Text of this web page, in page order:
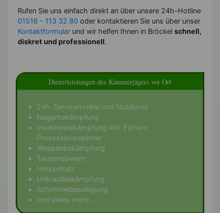
Rufen Sie uns einfach direkt an über unsere 24h-Hotline
01516 - 113 32 80 oder kontaktieren Sie uns über unser
Kontaktformular und wir helfen Ihnen in Bröckel schnell,
diskret und professionell.
Dienstleistungen des Kammerjägers vor Ort
24h-Servicehotline und Notdienst
Nagerbekämpfung
Insektenbekämpfung inkl. Eichen-
Prozessionsspinner
Wespenbekämpfung
Taubenabwehr
Holzschutz
Unkrautbekämpfung
Schimmelbeseitigung
und vieles mehr...